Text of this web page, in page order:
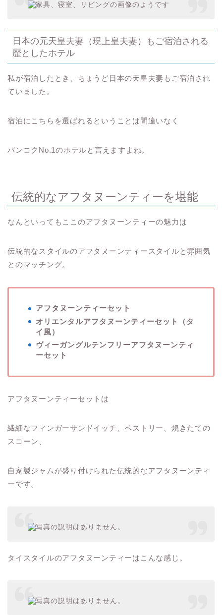
日本の元天皇夫妻（現上皇夫妻）もご宿泊される
歴としたホテル
私が宿泊したとき、ちょうど日本の天皇夫妻もご宿泊され
ていました。
宿泊にこちらを選ばれるということは間違いなく
バンコクNo.1のホテルと言えますよね。
伝統的なアフタヌーンティーを堪能
なんといってもここのアフタヌーンティーの魅力は
伝統的なスタイルのアフタヌーンティースタイルと雰囲気
とのマッチング。
アフタヌーンティーセット
オリエンタルアフタヌーンティーセット（タ
イ風）
ヴィーガングルテンフリーアフタヌーンティ
ーセット
アフタヌーンティーセットは
繊細なフィンガーサンドイッチ、ペストリー、焼きたての
スコーン、
自家製ジャムが盛り付けられた伝統的なアフタヌーンティ
ーです。
タイスタイルのアフタヌーンティーはこんな感じ。